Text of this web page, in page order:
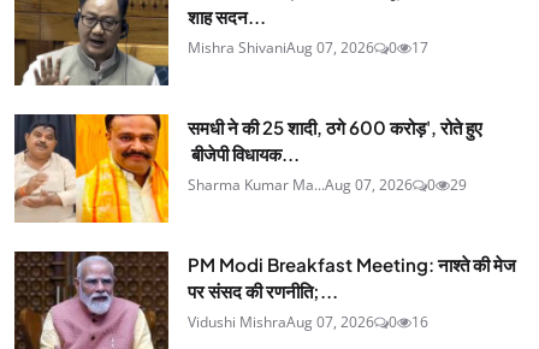
शाह सदन...
Mishra ShivaniAug 07, 2026 0 17
समधी ने की 25 शादी, ठगे 600 करोड़', रोते हुए
बीजेपी विधायक...
Sharma Kumar Ma...Aug 07, 2026 0 29
PM Modi Breakfast Meeting: नाश्ते की मेज
पर संसद की रणनीति;...
Vidushi MishraAug 07, 2026 0 16